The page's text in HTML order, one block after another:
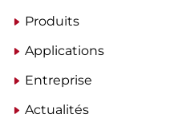
Produits
Applications
Entreprise
Actualités